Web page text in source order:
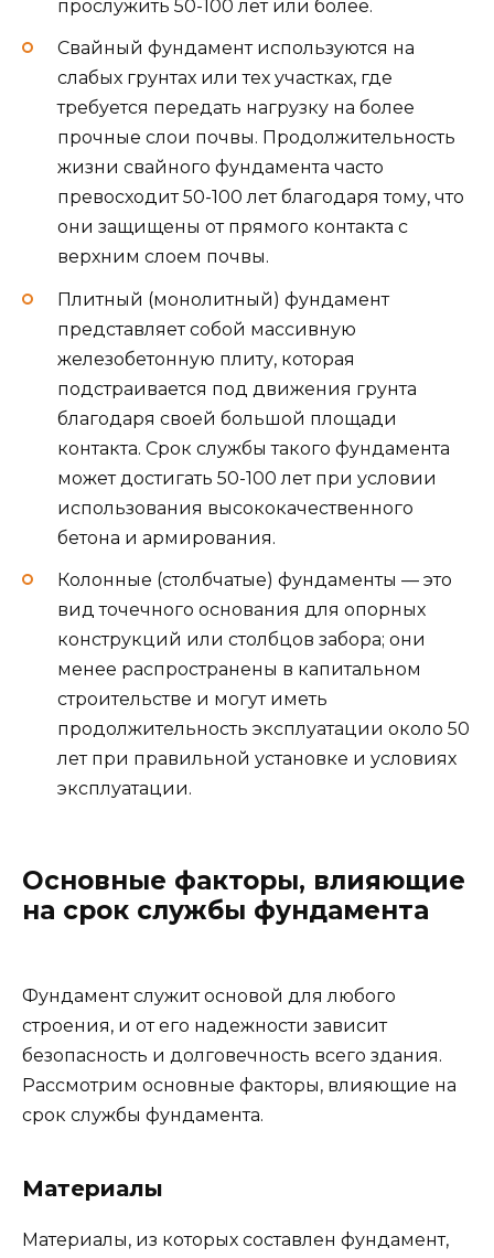
прослужить 50-100 лет или более.
Свайный фундамент используются на
слабых грунтах или тех участках, где
требуется передать нагрузку на более
прочные слои почвы. Продолжительность
жизни свайного фундамента часто
превосходит 50-100 лет благодаря тому, что
они защищены от прямого контакта с
верхним слоем почвы.
Плитный (монолитный) фундамент
представляет собой массивную
железобетонную плиту, которая
подстраивается под движения грунта
благодаря своей большой площади
контакта. Срок службы такого фундамента
может достигать 50-100 лет при условии
использования высококачественного
бетона и армирования.
Колонные (столбчатые) фундаменты — это
вид точечного основания для опорных
конструкций или столбцов забора; они
менее распространены в капитальном
строительстве и могут иметь
продолжительность эксплуатации около 50
лет при правильной установке и условиях
эксплуатации.
Основные факторы, влияющие
на срок службы фундамента
Фундамент служит основой для любого
строения, и от его надежности зависит
безопасность и долговечность всего здания.
Рассмотрим основные факторы, влияющие на
срок службы фундамента.
Материалы
Материалы, из которых составлен фундамент,